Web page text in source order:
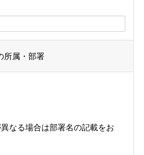
所属・部署
なる場合は部署名の記載をお